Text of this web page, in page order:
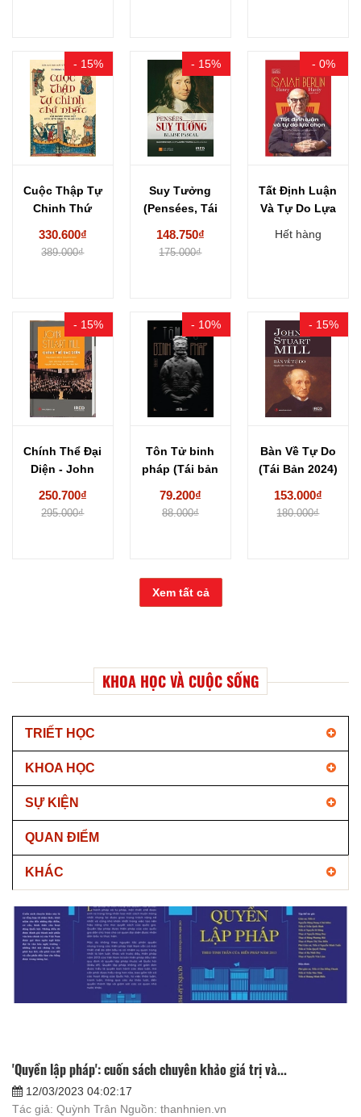
- 15%
Cuộc Thập Tự
Chinh Thứ
330.600₫
389.000₫
- 15%
Suy Tưởng
(Pensées, Tái
148.750₫
175.000₫
- 0%
Tất Định Luận
Và Tự Do Lựa
Hết hàng
- 15%
Chính Thể Đại
Diện - John
250.700₫
295.000₫
- 10%
Tôn Tử binh
pháp (Tái bản
79.200₫
88.000₫
- 15%
Bàn Về Tự Do
(Tái Bản 2024)
153.000₫
180.000₫
Xem tất cả
KHOA HỌC VÀ CUỘC SỐNG
TRIẾT HỌC
KHOA HỌC
SỰ KIỆN
QUAN ĐIỂM
KHÁC
'Quyền lập pháp': cuốn sách chuyên khảo giá trị và...
12/03/2023 04:02:17
Tác giả: Quỳnh Trân Nguồn: thanhnien.vn